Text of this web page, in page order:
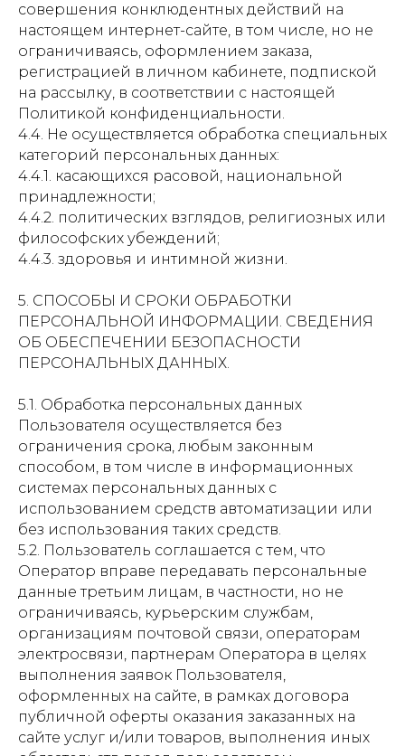
совершения конклюдентных действий на
настоящем интернет-сайте, в том числе, но не
ограничиваясь, оформлением заказа,
регистрацией в личном кабинете, подпиской
на рассылку, в соответствии с настоящей
Политикой конфиденциальности.
4.4. Не осуществляется обработка специальных
категорий персональных данных:
4.4.1. касающихся расовой, национальной
принадлежности;
4.4.2. политических взглядов, религиозных или
философских убеждений;
4.4.3. здоровья и интимной жизни.
5. СПОСОБЫ И СРОКИ ОБРАБОТКИ
ПЕРСОНАЛЬНОЙ ИНФОРМАЦИИ. СВЕДЕНИЯ
ОБ ОБЕСПЕЧЕНИИ БЕЗОПАСНОСТИ
ПЕРСОНАЛЬНЫХ ДАННЫХ.
5.1. Обработка персональных данных
Пользователя осуществляется без
ограничения срока, любым законным
способом, в том числе в информационных
системах персональных данных с
использованием средств автоматизации или
без использования таких средств.
5.2. Пользователь соглашается с тем, что
Оператор вправе передавать персональные
данные третьим лицам, в частности, но не
ограничиваясь, курьерским службам,
организациям почтовой связи, операторам
электросвязи, партнерам Оператора в целях
выполнения заявок Пользователя,
оформленных на сайте, в рамках договора
публичной оферты оказания заказанных на
сайте услуг и/или товаров, выполнения иных